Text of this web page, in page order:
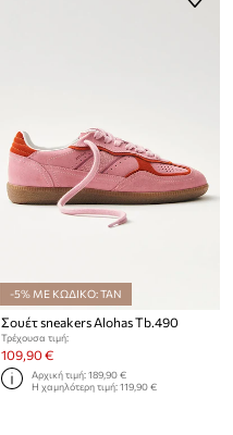
-5% ΜΕ ΚΩΔΙΚΟ: TAN
Σουέτ sneakers Alohas Tb.490
Τρέχουσα τιμή:
109,90 €
Αρχική τιμή:189,90 €
Η χαμηλότερη τιμή:119,90 €